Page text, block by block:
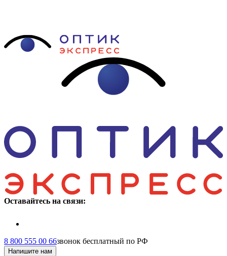
Оставайтесь на связи:
8 800 555 00 66звонок бесплатный по РФ
Напишите нам